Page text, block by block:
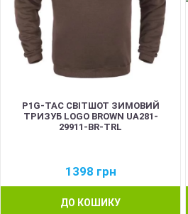
P1G-TAC СВІТШОТ ЗИМОВИЙ
ТРИЗУБ LOGO BROWN UA281-
29911-BR-TRL
1398 грн
ДО КОШИКУ